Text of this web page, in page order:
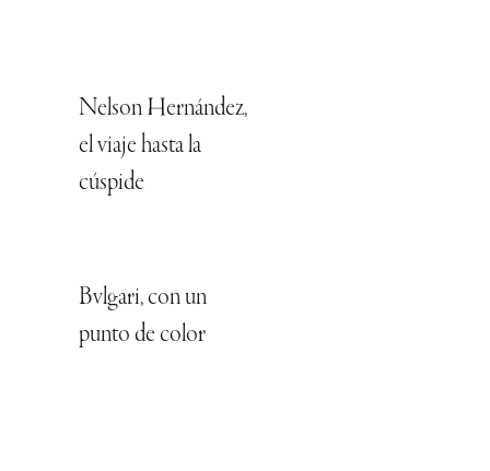
Nelson Hernández,
el viaje hasta la
cúspide
Bvlgari, con un
punto de color